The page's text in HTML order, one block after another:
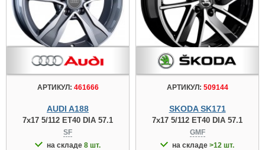
АРТИКУЛ: 461666
AUDI A188
7x17 5/112 ET40 DIA 57.1
SF
на складе 8 шт.
АРТИКУЛ: 509144
SKODA SK171
7x17 5/112 ET40 DIA 57.1
GMF
на складе >12 шт.